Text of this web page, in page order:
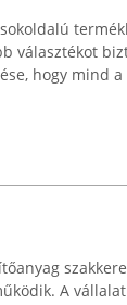
választékot
hogy mind
A